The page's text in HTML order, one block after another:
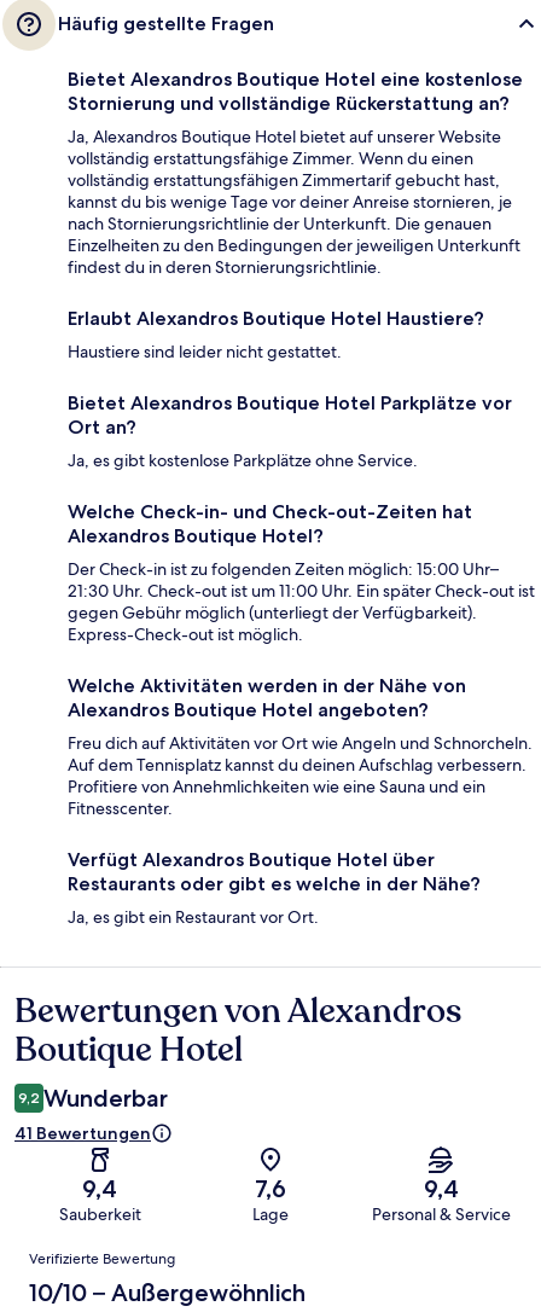
Häufig gestellte Fragen
Bietet Alexandros Boutique Hotel eine kostenlose
Stornierung und vollständige Rückerstattung an?
Ja, Alexandros Boutique Hotel bietet auf unserer Website
vollständig erstattungsfähige Zimmer. Wenn du einen
vollständig erstattungsfähigen Zimmertarif gebucht hast,
kannst du bis wenige Tage vor deiner Anreise stornieren, je
nach Stornierungsrichtlinie der Unterkunft. Die genauen
Einzelheiten zu den Bedingungen der jeweiligen Unterkunft
findest du in deren Stornierungsrichtlinie.
Erlaubt Alexandros Boutique Hotel Haustiere?
Haustiere sind leider nicht gestattet.
Bietet Alexandros Boutique Hotel Parkplätze vor
Ort an?
Ja, es gibt kostenlose Parkplätze ohne Service.
Welche Check-in- und Check-out-Zeiten hat
Alexandros Boutique Hotel?
Der Check-in ist zu folgenden Zeiten möglich: 15:00 Uhr–
21:30 Uhr. Check-out ist um 11:00 Uhr. Ein später Check-out ist
gegen Gebühr möglich (unterliegt der Verfügbarkeit).
Express-Check-out ist möglich.
Welche Aktivitäten werden in der Nähe von
Alexandros Boutique Hotel angeboten?
Freu dich auf Aktivitäten vor Ort wie Angeln und Schnorcheln.
Auf dem Tennisplatz kannst du deinen Aufschlag verbessern.
Profitiere von Annehmlichkeiten wie eine Sauna und ein
Fitnesscenter.
Verfügt Alexandros Boutique Hotel über
Restaurants oder gibt es welche in der Nähe?
Ja, es gibt ein Restaurant vor Ort.
Bewertungen
Bewertungen von Alexandros
Boutique Hotel
9,2 Wunderbar
41 Bewertungen
9,4
Sauberkeit
7,6
Lage
9,4
Personal & Service
Bewertungen
Verifizierte Bewertung
10/10 – Außergewöhnlich